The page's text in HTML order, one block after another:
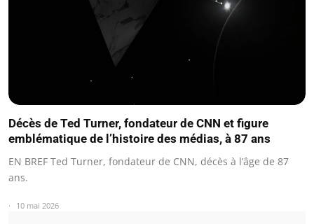
Décès de Ted Turner, fondateur de CNN et figure
emblématique de l’histoire des médias, à 87 ans
EN BREF Ted Turner, fondateur de CNN, décès à l’âge de 87
ans.
10 mai 2026